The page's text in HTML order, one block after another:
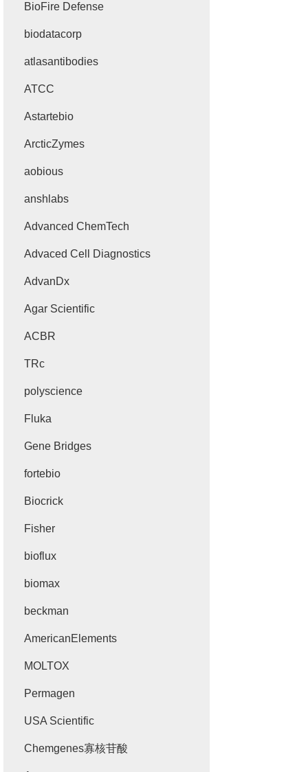
BioFire Defense
biodatacorp
atlasantibodies
ATCC
Astartebio
ArcticZymes
aobious
anshlabs
Advanced ChemTech
Advaced Cell Diagnostics
AdvanDx
Agar Scientific
ACBR
TRc
polyscience
Fluka
Gene Bridges
fortebio
Biocrick
Fisher
bioflux
biomax
beckman
AmericanElements
MOLTOX
Permagen
USA Scientific
Chemgenes寡核苷酸